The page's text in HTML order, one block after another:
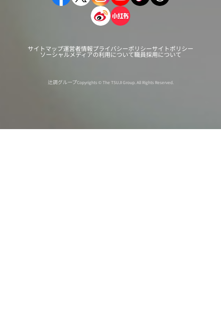
サイトマップ運営者情報プライバシーポリシーサイトポリシー
ソーシャルメディアの利用について職員採用について
辻調グループCopyrights © The TSUJI Group. All Rights Reserved.